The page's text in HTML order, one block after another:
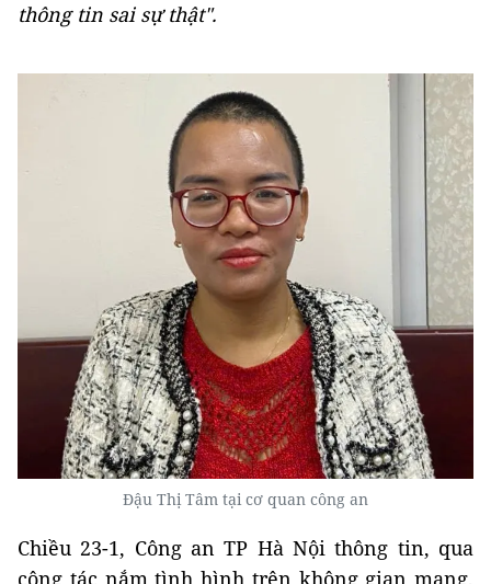
thông tin sai sự thật".
Đậu Thị Tâm tại cơ quan công an
Chiều 23-1, Công an TP Hà Nội thông tin, qua
công tác nắm tình hình trên không gian mạng,